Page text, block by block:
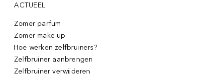
ACTUEEL
Zomer parfum
Zomer make-up
Hoe werken zelfbruiners?
Zelfbruiner aanbrengen
Zelfbruiner verwijderen